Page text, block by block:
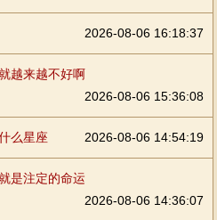
2026-08-06 16:18:37
越来越不好啊
2026-08-06 15:36:08
么星座 2026-08-06 14:54:19
是注定的命运
2026-08-06 14:36:07